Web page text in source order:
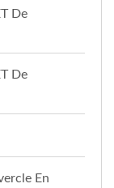
De
De
En